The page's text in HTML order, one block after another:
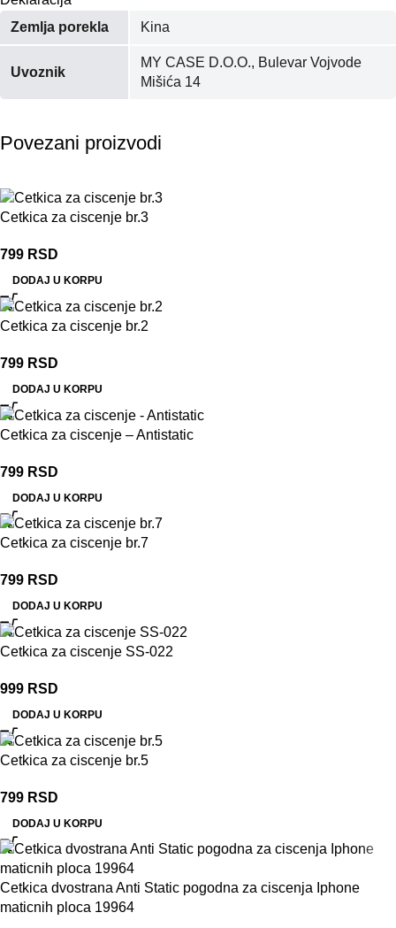
Zemlja porekla
Kina
Uvoznik
MY CASE D.O.O., Bulevar Vojvode
Mišića 14
Povezani proizvodi
Cetkica za ciscenje br.3
799 RSD
DODAJ U KORPU
Cetkica za ciscenje br.2
799 RSD
DODAJ U KORPU
Cetkica za ciscenje – Antistatic
799 RSD
DODAJ U KORPU
Cetkica za ciscenje br.7
799 RSD
DODAJ U KORPU
Cetkica za ciscenje SS-022
999 RSD
DODAJ U KORPU
Cetkica za ciscenje br.5
799 RSD
DODAJ U KORPU
Cetkica dvostrana Anti Static pogodna za ciscenja Iphone
maticnih ploca 19964